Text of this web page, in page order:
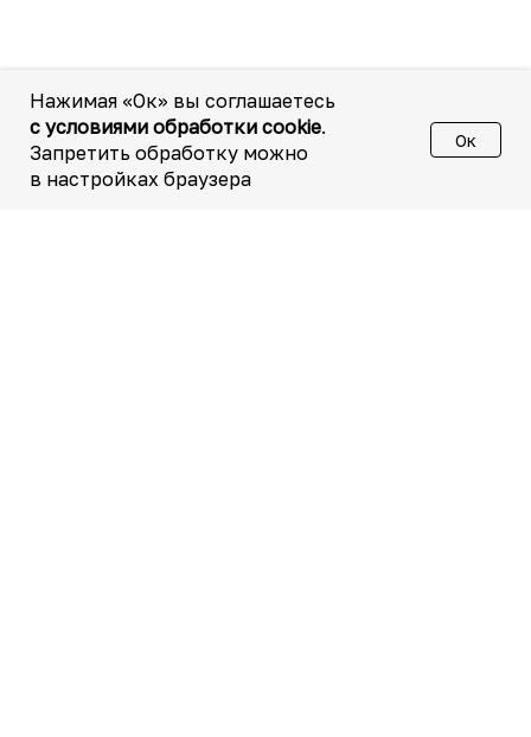
Нажимая «Ок» вы соглашаетесь
с условиями обработки cookie.
Запретить обработку можно
в настройках браузера
Ок